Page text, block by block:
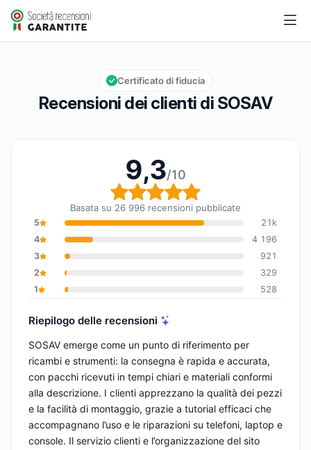
SOSAV
Valutazione globale: 9,3 su 10
9,3/10
Recensioni dei clienti di SOSAV
Certificato di fiducia
9,3/10
Valutazione globale:
Basata su 26 996 recensioni pubblicate
5
21k
4
4 196
3
921
2
329
1
528
Riepilogo delle recensioni
SOSAV emerge come un punto di riferimento per
ricambi e strumenti: la consegna è rapida e accurata,
con pacchi ricevuti in tempi chiari e materiali conformi
alla descrizione. I clienti apprezzano la qualità dei pezzi
e la facilità di montaggio, grazie a tutorial efficaci che
accompagnano l’uso e le riparazioni su telefoni, laptop e
console. Il servizio clienti e l’organizzazione del sito